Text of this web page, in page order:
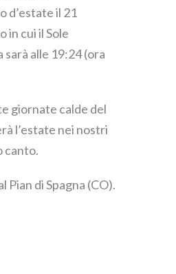
d’estate il 21
in cui il Sole
alle 19:24 (ora
giornate calde del
l’estate nei nostri
canto.
Pian di Spagna (CO).